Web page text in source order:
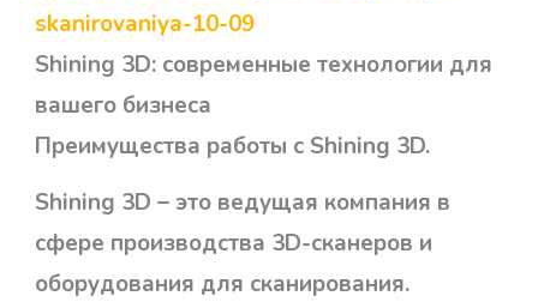
skanirovaniya-10-09
Shining 3D: современные технологии для
вашего бизнеса
Преимущества работы с Shining 3D.
Shining 3D – это ведущая компания в
сфере производства 3D-сканеров и
оборудования для сканирования.